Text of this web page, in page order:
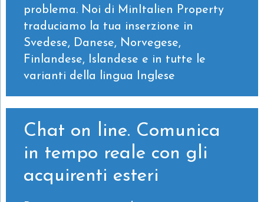
problema. Noi di MinItalien Property
traduciamo la tua inserzione in
Svedese, Danese, Norvegese,
Finlandese, Islandese e in tutte le
varianti della lingua Inglese
Chat on line. Comunica
in tempo reale con gli
acquirenti esteri